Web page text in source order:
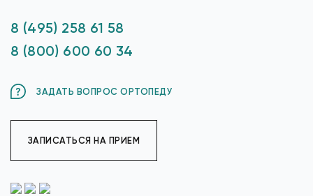
8 (495) 258 61 58
8 (800) 600 60 34
ЗАДАТЬ ВОПРОС ОРТОПЕДУ
ЗАПИСАТЬСЯ НА ПРИЕМ